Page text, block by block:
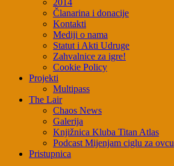
2014
Članarina i donacije
Kontakti
Mediji o nama
Statut i Akti Udruge
Zahvalnice za igre!
Cookie Policy
Projekti
Multipass
The Lair
Chaos News
Galerija
Knjižnica Kluba Titan Atlas
Podcast Mijenjam ciglu za ovcu
Pristupnica